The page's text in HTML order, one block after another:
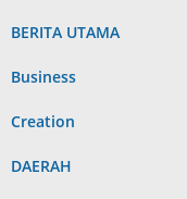
BERITA UTAMA
Business
Creation
DAERAH